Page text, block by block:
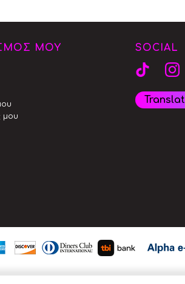
ΜΟΥ
μου
SOCIAL